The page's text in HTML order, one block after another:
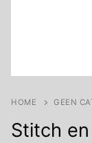
HOME GEEN
Stitch en